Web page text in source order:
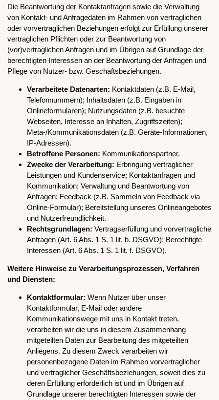
Die Beantwortung der Kontaktanfragen sowie die Verwaltung
von Kontakt- und Anfragedaten im Rahmen von vertraglichen
oder vorvertraglichen Beziehungen erfolgt zur Erfüllung unserer
vertraglichen Pflichten oder zur Beantwortung von
(vor)vertraglichen Anfragen und im Übrigen auf Grundlage der
berechtigten Interessen an der Beantwortung der Anfragen und
Pflege von Nutzer- bzw. Geschäftsbeziehungen.
Verarbeitete Datenarten: Kontaktdaten (z.B. E-Mail,
Telefonnummern); Inhaltsdaten (z.B. Eingaben in
Onlineformularen); Nutzungsdaten (z.B. besuchte
Webseiten, Interesse an Inhalten, Zugriffszeiten);
Meta-/Kommunikationsdaten (z.B. Geräte-Informationen,
IP-Adressen).
Betroffene Personen: Kommunikationspartner.
Zwecke der Verarbeitung: Erbringung vertraglicher
Leistungen und Kundenservice; Kontaktanfragen und
Kommunikation; Verwaltung und Beantwortung von
Anfragen; Feedback (z.B. Sammeln von Feedback via
Online-Formular); Bereitstellung unseres Onlineangebotes
und Nutzerfreundlichkeit.
Rechtsgrundlagen: Vertragserfüllung und vorvertragliche
Anfragen (Art. 6 Abs. 1 S. 1 lit. b. DSGVO); Berechtigte
Interessen (Art. 6 Abs. 1 S. 1 lit. f. DSGVO).
Weitere Hinweise zu Verarbeitungsprozessen, Verfahren
und Diensten:
Kontaktformular: Wenn Nutzer über unser
Kontaktformular, E-Mail oder andere
Kommunikationswege mit uns in Kontakt treten,
verarbeiten wir die uns in diesem Zusammenhang
mitgeteilten Daten zur Bearbeitung des mitgeteilten
Anliegens. Zu diesem Zweck verarbeiten wir
personenbezogene Daten im Rahmen vorvertraglicher
und vertraglicher Geschäftsbeziehungen, soweit dies zu
deren Erfüllung erforderlich ist und im Übrigen auf
Grundlage unserer berechtigten Interessen sowie der